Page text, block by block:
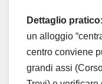
Dettaglio pratico:
un alloggio
centro conviene
grandi assi